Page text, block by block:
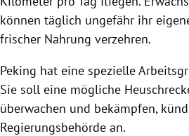
können täglich ungefähr ihr
frischer Nahrung verzehren.
Peking hat eine spezielle
Sie soll eine mögliche
überwachen und bekämpfen,
Regierungsbehörde an.